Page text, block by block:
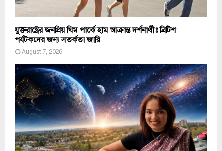
যুক্তরাষ্ট্রের জনপ্রিয় থিম পার্কে হাম আক্রান্ত দর্শনার্থীঃ ব্রিটিশ
পর্যটকদের জন্য সতর্কতা জারি
August 7, 2026